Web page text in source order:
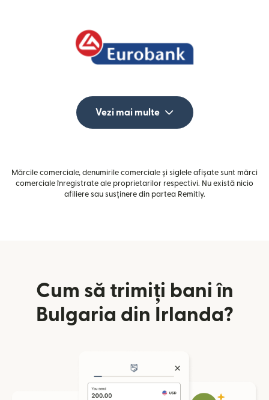
Vezi mai multe
Mărcile comerciale, denumirile comerciale și siglele afișate sunt mărci
comerciale înregistrate ale proprietarilor respectivi. Nu există nicio
afiliere sau susținere din partea Remitly.
Cum să trimiți bani în
Bulgaria din Irlanda?